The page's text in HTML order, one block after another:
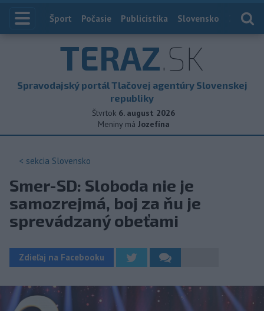
Index
Šport Počasie Publicistika Slovensko
TERAZ.SK
Spravodajský portál Tlačovej agentúry Slovenskej
republiky
Štvrtok 6. august 2026
Meniny má Jozefína
< sekcia Slovensko
Smer-SD: Sloboda nie je
samozrejmá, boj za ňu je
sprevádzaný obeťami
Zdieľaj na Facebooku